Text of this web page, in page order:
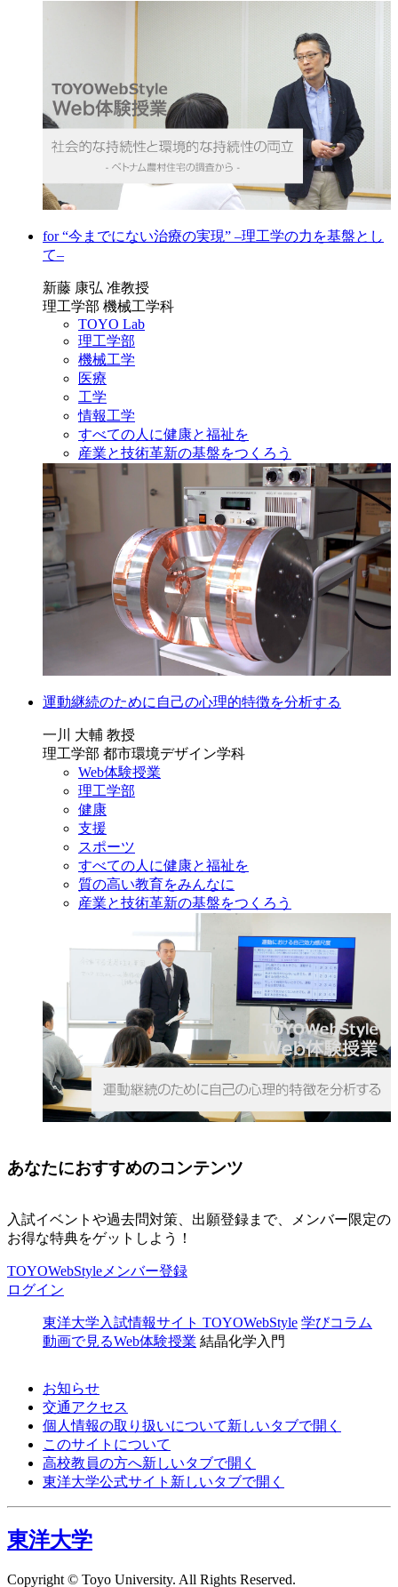
for “今までにない治療の実現” ‒理工学の力を基盤とし
て‒
新藤 康弘 准教授
理工学部 機械工学科
TOYO Lab
理工学部
機械工学
医療
工学
情報工学
すべての人に健康と福祉を
産業と技術革新の基盤をつくろう
運動継続のために自己の心理的特徴を分析する
一川 大輔 教授
理工学部 都市環境デザイン学科
Web体験授業
理工学部
健康
支援
スポーツ
すべての人に健康と福祉を
質の高い教育をみんなに
産業と技術革新の基盤をつくろう
あなたにおすすめのコンテンツ
入試イベントや過去問対策、出願登録まで、メンバー限定の
お得な特典をゲットしよう！
TOYOWebStyleメンバー登録
ログイン
東洋大学入試情報サイト TOYOWebStyle 学びコラム
動画で見るWeb体験授業 結晶化学入門
お知らせ
交通アクセス
個人情報の取り扱いについて新しいタブで開く
このサイトについて
高校教員の方へ新しいタブで開く
東洋大学公式サイト 新しいタブで開く
東洋大学
Copyright © Toyo University. All Rights Reserved.